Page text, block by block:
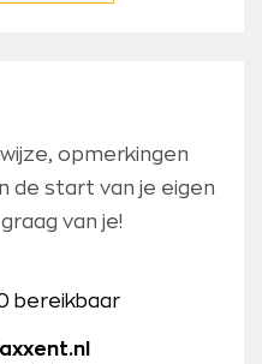
opmerkingen
de start van je eigen
van je!
bereikbaar